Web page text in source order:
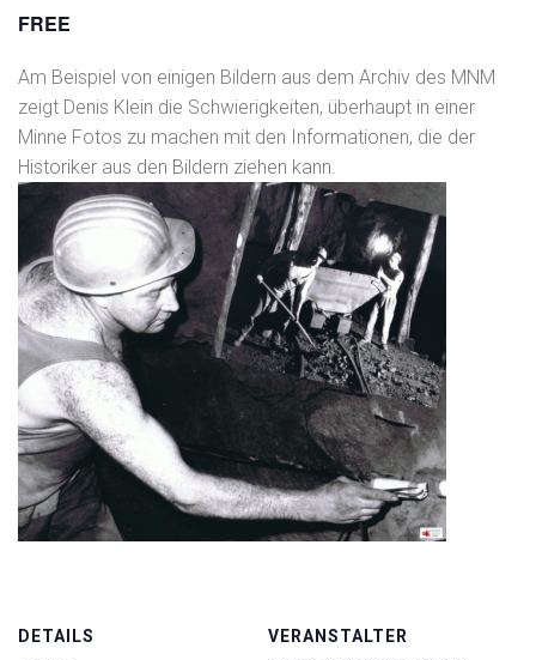
FREE
Am Beispiel von einigen Bildern aus dem Archiv des MNM
zeigt Denis Klein die Schwierigkeiten, überhaupt in einer
Minne Fotos zu machen mit den Informationen, die der
Historiker aus den Bildern ziehen kann.
DETAILS VERANSTALTER